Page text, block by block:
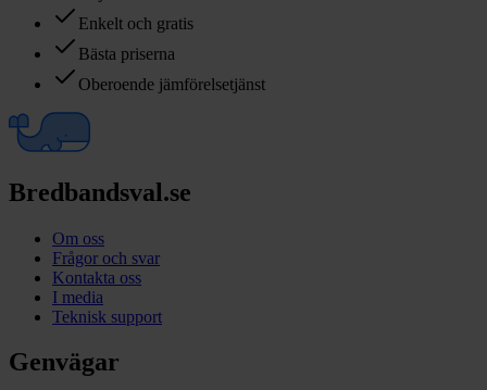
Enkelt och gratis
Bästa priserna
Oberoende jämförelsetjänst
Bredbandsval.se
Om oss
Frågor och svar
Kontakta oss
I media
Teknisk support
Genvägar